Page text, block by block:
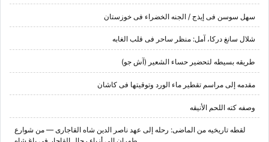
سهل سوسن فی إیذج / الجنه الخضراء فی خوزستان
شلال سانغ درکا، آمل: منظر ساحر فی قلب الغابه
طریقه بسیطه لتحضیر حساء الشعیر (آش جو)
مقدمه إلى مراسم تقطیر ماء الورد وتوقیتها فی کاشان
وصفه کته اللحم الأنیقه
لقطه تاریخیه من الماضی: رحله إلى عهد ناصر الدین شاه القاجاری — من شوارع